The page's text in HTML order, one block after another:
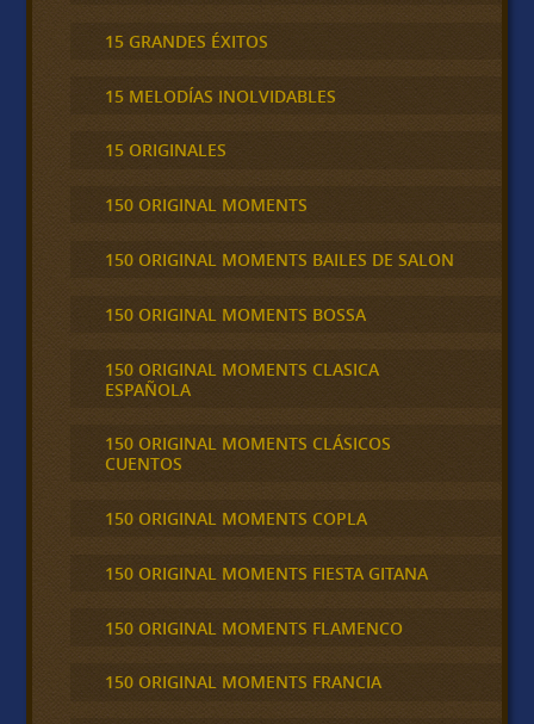
15 GRANDES ÉXITOS
15 MELODÍAS INOLVIDABLES
15 ORIGINALES
150 ORIGINAL MOMENTS
150 ORIGINAL MOMENTS BAILES DE SALON
150 ORIGINAL MOMENTS BOSSA
150 ORIGINAL MOMENTS CLASICA
ESPAÑOLA
150 ORIGINAL MOMENTS CLÁSICOS
CUENTOS
150 ORIGINAL MOMENTS COPLA
150 ORIGINAL MOMENTS FIESTA GITANA
150 ORIGINAL MOMENTS FLAMENCO
150 ORIGINAL MOMENTS FRANCIA